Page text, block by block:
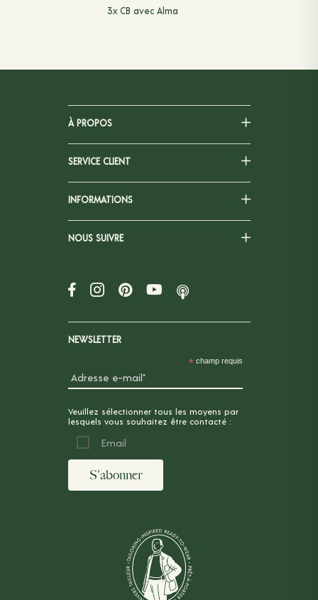
3x CB avec Alma
À PROPOS
SERVICE CLIENT
INFORMATIONS
NOUS SUIVRE
NEWSLETTER
* champ requis
Veuillez sélectionner tous les moyens par
lesquels vous souhaitez être contacté :
Email